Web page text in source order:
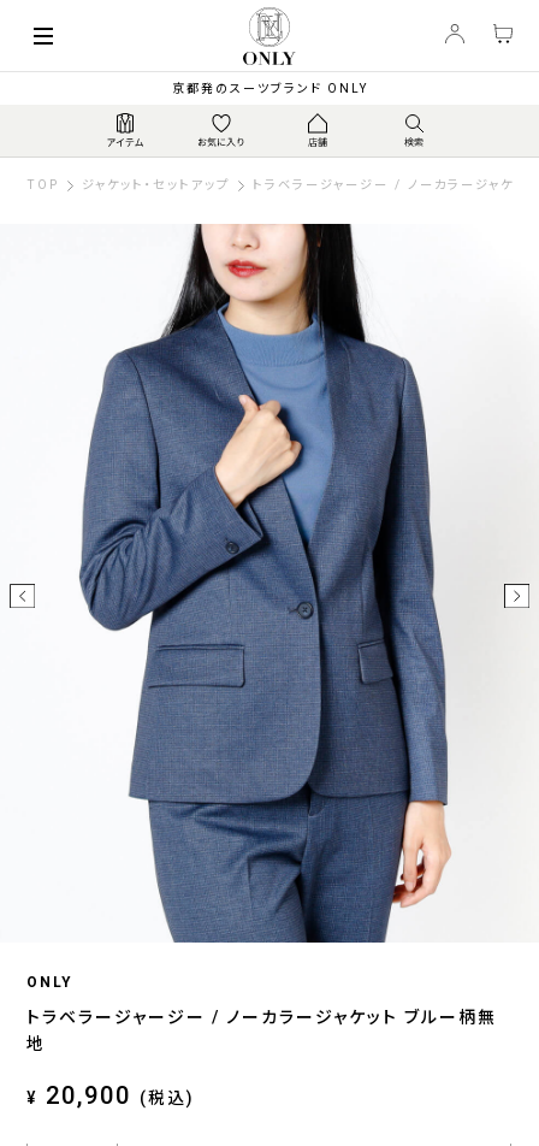
京都発のスーツブランド ONLY
TOP ジャケット・セットアップ トラベラージャージー / ノーカラージャケッ
ONLY
トラベラージャージー / ノーカラージャケット ブルー柄無
地
¥ 20,900 (税込)